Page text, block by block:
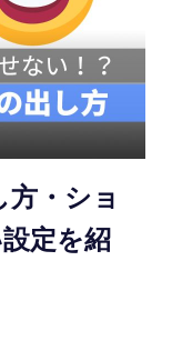
・ショ
定を紹